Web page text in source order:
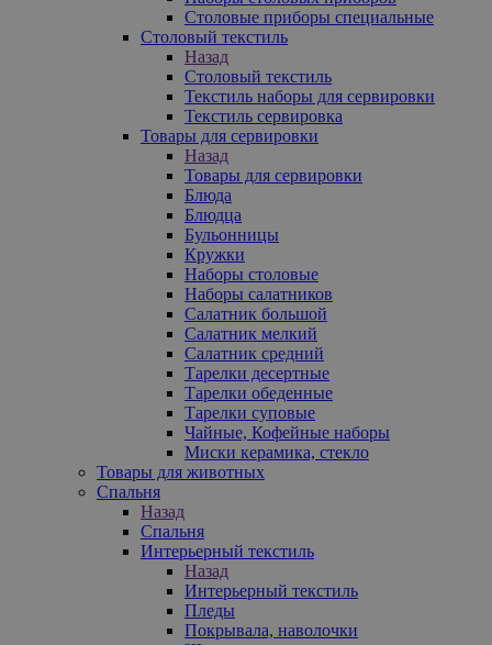
Столовые приборы специальные
Столовый текстиль
Назад
Столовый текстиль
Текстиль наборы для сервировки
Текстиль сервировка
Товары для сервировки
Назад
Товары для сервировки
Блюда
Блюдца
Бульонницы
Кружки
Наборы столовые
Наборы салатников
Салатник большой
Салатник мелкий
Салатник средний
Тарелки десертные
Тарелки обеденные
Тарелки суповые
Чайные, Кофейные наборы
Миски керамика, стекло
Товары для животных
Спальня
Назад
Спальня
Интерьерный текстиль
Назад
Интерьерный текстиль
Пледы
Покрывала, наволочки